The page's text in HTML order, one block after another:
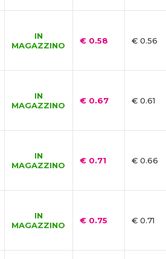
IN
MAGAZZINO
€ 0.58 € 0.56
IN
MAGAZZINO
€ 0.67 € 0.61
IN
MAGAZZINO
€ 0.71 € 0.66
IN
MAGAZZINO
€ 0.75 € 0.71